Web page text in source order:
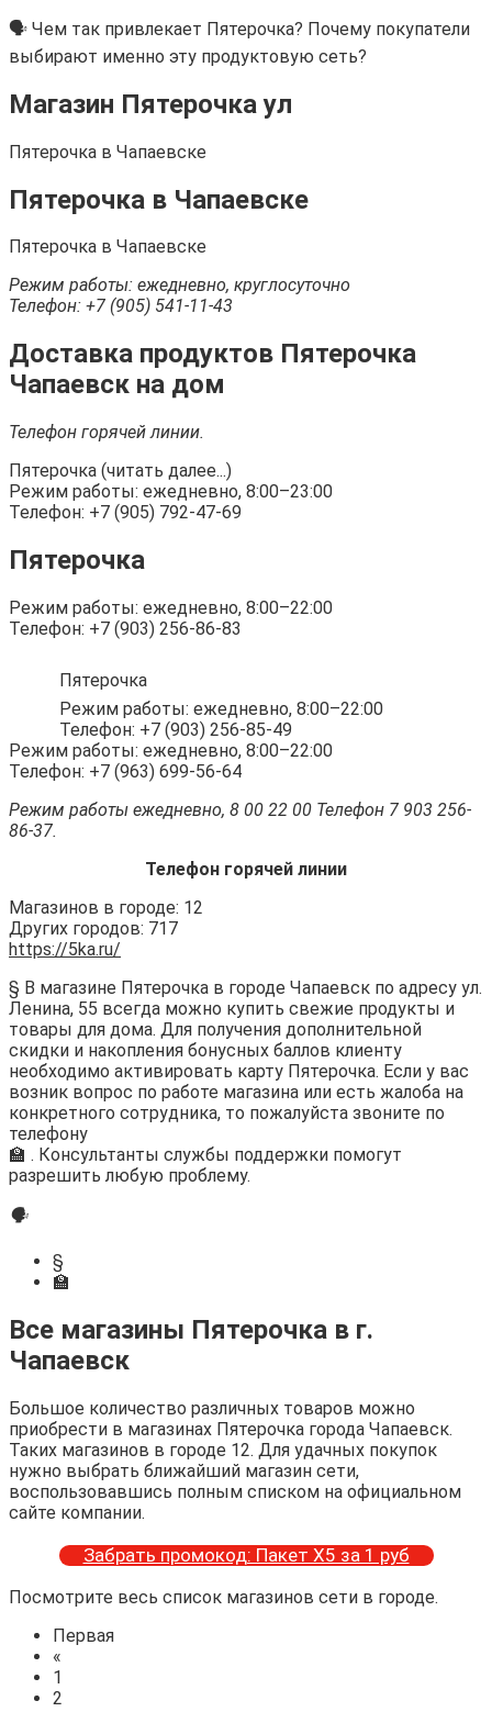
🗣 Чем так привлекает Пятерочка? Почему покупатели
выбирают именно эту продуктовую сеть?
Магазин Пятерочка ул
Пятерочка в Чапаевске
Пятерочка в Чапаевске
Пятерочка в Чапаевске
Режим работы: ежедневно, круглосуточно
Телефон: +7 (905) 541-11-43
Доставка продуктов Пятерочка
Чапаевск на дом
Телефон горячей линии.
Пятерочка (читать далее...)
Режим работы: ежедневно, 8:00–23:00
Телефон: +7 (905) 792-47-69
Пятерочка
Режим работы: ежедневно, 8:00–22:00
Телефон: +7 (903) 256-86-83
Пятерочка
Режим работы: ежедневно, 8:00–22:00
Телефон: +7 (903) 256-85-49
Режим работы: ежедневно, 8:00–22:00
Телефон: +7 (963) 699-56-64
Режим работы ежедневно, 8 00 22 00 Телефон 7 903 256-
86-37.
Телефон горячей линии
Магазинов в городе: 12
Других городов: 717
https://5ka.ru/
§ В магазине Пятерочка в городе Чапаевск по адресу ул.
Ленина, 55 всегда можно купить свежие продукты и
товары для дома. Для получения дополнительной
скидки и накопления бонусных баллов клиенту
необходимо активировать карту Пятерочка. Если у вас
возник вопрос по работе магазина или есть жалоба на
конкретного сотрудника, то пожалуйста звоните по
телефону
🏫 . Консультанты службы поддержки помогут
разрешить любую проблему.
🗣
§
🏫
Все магазины Пятерочка в г.
Чапаевск
Большое количество различных товаров можно
приобрести в магазинах Пятерочка города Чапаевск.
Таких магазинов в городе 12. Для удачных покупок
нужно выбрать ближайший магазин сети,
воспользовавшись полным списком на официальном
сайте компании.
Забрать промокод: Пакет Х5 за 1 руб
Посмотрите весь список магазинов сети в городе.
Первая
«
1
2